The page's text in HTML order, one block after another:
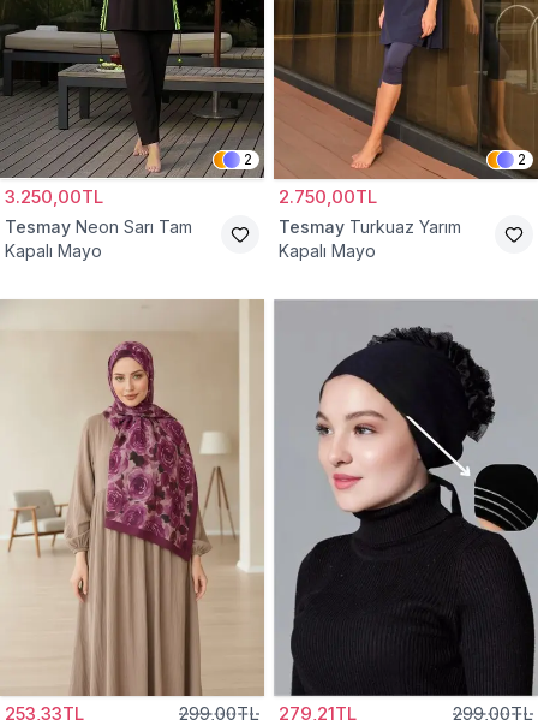
2
3.250,00TL
Tesmay Neon Sarı Tam
Kapalı Mayo
2
2.750,00TL
Tesmay Turkuaz Yarım
Kapalı Mayo
253,33TL 299,00TL 279,21TL 299,00TL